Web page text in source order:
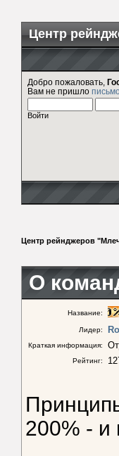
Центр
Добро пожаловать,
Вам не пришло
Войти
Центр рейнджеров
О
Название:
Лидер:
Краткая информация:
Рейтинг:
200% - и